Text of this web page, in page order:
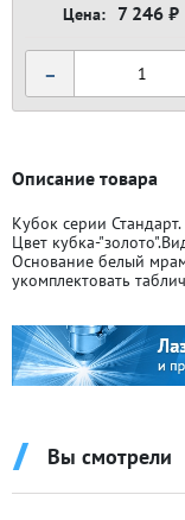
7 246 ₽
-
Описание товара
Кубок серии Стандарт.
Цвет кубка-
Основание белый
укомплектовать
Вы смотрели